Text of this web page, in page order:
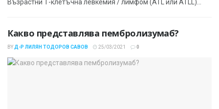
Възрастни Т-клетъчна левкемия / лимфом (ATL или ATLL)...
Какво представлява пембролизумаб?
BY Д-Р ЛИЛЯН ТОДОРОВ САВОВ 25/03/2021 0